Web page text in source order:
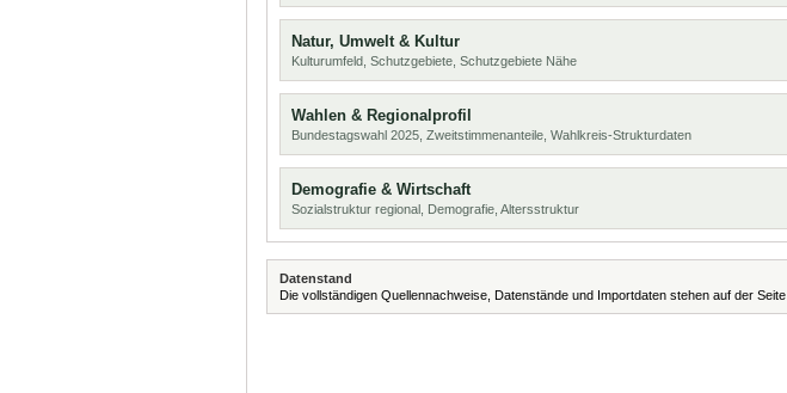
Natur, Umwelt & Kultur
Kulturumfeld, Schutzgebiete, Schutzgebiete Nähe
Wahlen & Regionalprofil
Bundestagswahl 2025, Zweitstimmenanteile, Wahlkreis-Strukturdaten
Demografie & Wirtschaft
Sozialstruktur regional, Demografie, Altersstruktur
Datenstand
Die vollständigen Quellennachweise, Datenstände und Importdaten stehen auf der Seite